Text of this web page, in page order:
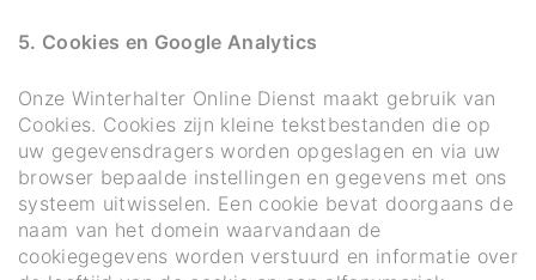
5. Cookies en Google Analytics
Onze Winterhalter Online Dienst maakt gebruik van
Cookies. Cookies zijn kleine tekstbestanden die op
uw gegevensdragers worden opgeslagen en via uw
browser bepaalde instellingen en gegevens met ons
systeem uitwisselen. Een cookie bevat doorgaans de
naam van het domein waarvandaan de
cookiegegevens worden verstuurd en informatie over